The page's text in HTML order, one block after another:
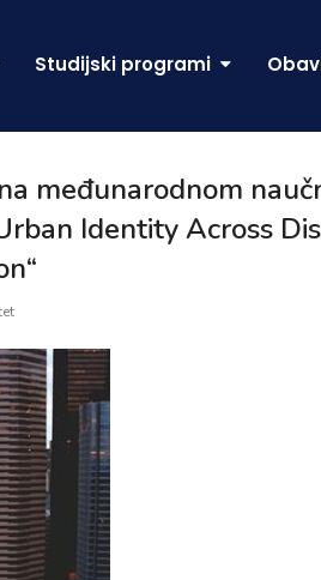
Studijski programi
međunarodnom
Identity Across